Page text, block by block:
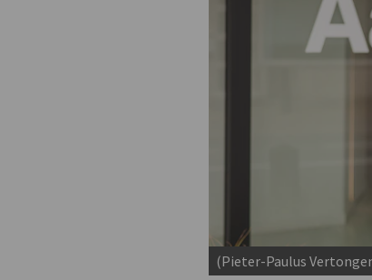
(Pieter-Paulus